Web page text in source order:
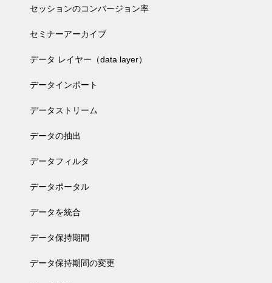
セッションのコンバージョン率
セミナーアーカイブ
データ レイヤー（data layer）
データインポート
データストリーム
データの抽出
データフィルタ
データポータル
データを統合
データ保持期間
データ保持期間の変更